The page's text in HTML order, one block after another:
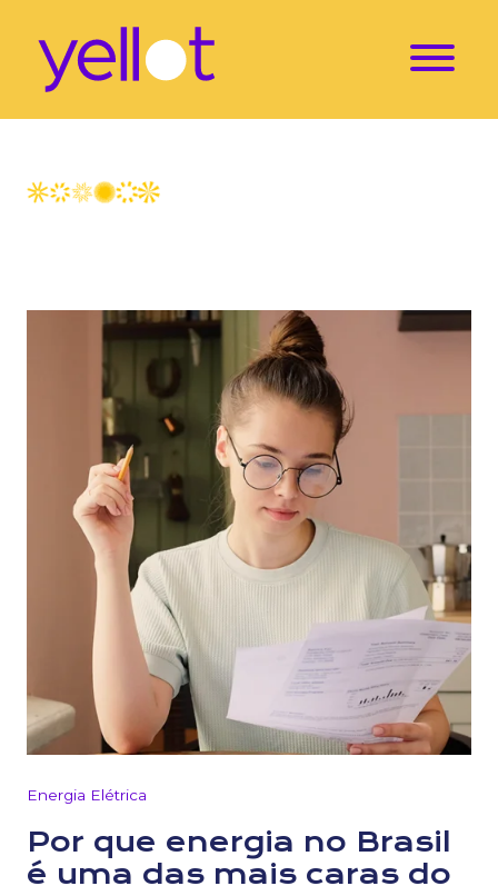
Energia Elétrica
Por que energia no Brasil
é uma das mais caras do